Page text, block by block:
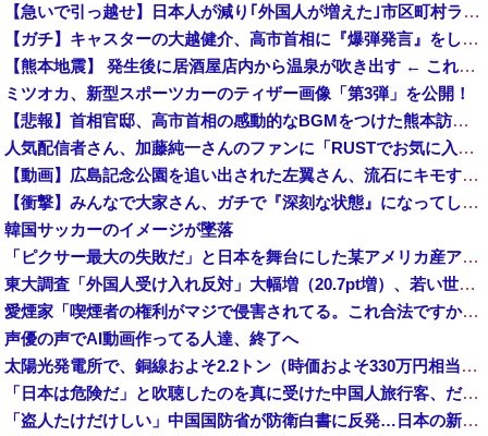
【急いで引っ越せ】日本人が減り｢外国人が増えた｣市区町村ランキングｷﾀ━━!他
【ガチ】キャスターの大越健介、高市首相に『爆弾発言』をしてしまう！！！！！
【熊本地震】 発生後に居酒屋店内から温泉が吹き出す ← これ前触れじゃね？
ミツオカ、新型スポーツカーのティザー画像「第3弾」を公開！
【悲報】首相官邸、高市首相の感動的なBGMをつけた熊本訪問の感動ムービーを投稿
人気配信者さん、加藤純一さんのファンに「RUSTでお気に入りの配信者が負けて嫌だよな？空気読めってなるよな？その結果がVCR。お前らVCR向いて...
【動画】広島記念公園を追い出された左翼さん、流石にキモすぎて炎上
【衝撃】みんなで大家さん、ガチで『深刻な状態』になってしまう・・・・
韓国サッカーのイメージが墜落
「ピクサー最大の失敗だ」と日本を舞台にした某アメリカ産アニメが話題に、日本と韓国の両方に失礼すぎるわ……
東大調査「外国人受け入れ反対」大幅増（20.7pt増）、若い世代で増加幅大
愛煙家「喫煙者の権利がマジで侵害されてる。これ合法ですから。いくら税金を我々が払ってるんだと。副流煙もクソもあるのかな」
声優の声でAI動画作ってる人達、終了へ
太陽光発電所で、銅線およそ2.2トン（時価およそ330万円相当）盗んだなど、ベトナム国籍（無職）２人逮捕、盗まれた銅線の半分はすでに売却 富山で...
「日本は危険だ」と吹聴したのを真に受けた中国人旅行客、だが代替旅行先が日本ほど安全ではなかった結果……
「盗人たけだけしい」中国国防省が防衛白書に反発…日本の新型軍国主義と批判！